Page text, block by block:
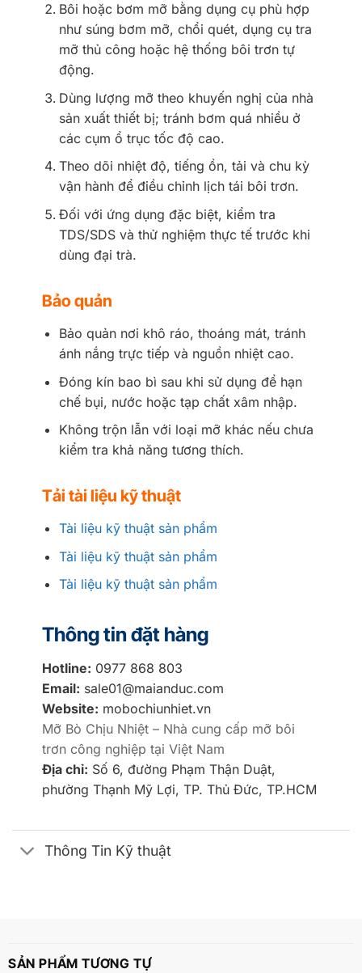
Bôi hoặc bơm mỡ bằng dụng cụ phù hợp
như súng bơm mỡ, chổi quét, dụng cụ tra
mỡ thủ công hoặc hệ thống bôi trơn tự
động.
Dùng lượng mỡ theo khuyến nghị của nhà
sản xuất thiết bị; tránh bơm quá nhiều ở
các cụm ổ trục tốc độ cao.
Theo dõi nhiệt độ, tiếng ồn, tải và chu kỳ
vận hành để điều chỉnh lịch tái bôi trơn.
Đối với ứng dụng đặc biệt, kiểm tra
TDS/SDS và thử nghiệm thực tế trước khi
dùng đại trà.
Bảo quản
Bảo quản nơi khô ráo, thoáng mát, tránh
ánh nắng trực tiếp và nguồn nhiệt cao.
Đóng kín bao bì sau khi sử dụng để hạn
chế bụi, nước hoặc tạp chất xâm nhập.
Không trộn lẫn với loại mỡ khác nếu chưa
kiểm tra khả năng tương thích.
Tải tài liệu kỹ thuật
Tài liệu kỹ thuật sản phẩm
Tài liệu kỹ thuật sản phẩm
Tài liệu kỹ thuật sản phẩm
Thông tin đặt hàng
Hotline: 0977 868 803
Email: sale01@maianduc.com
Website: mobochiunhiet.vn
Mỡ Bò Chịu Nhiệt – Nhà cung cấp mỡ bôi
trơn công nghiệp tại Việt Nam
Địa chỉ: Số 6, đường Phạm Thận Duật,
phường Thạnh Mỹ Lợi, TP. Thủ Đức, TP.HCM
Thông Tin Kỹ thuật
SẢN PHẨM TƯƠNG TỰ